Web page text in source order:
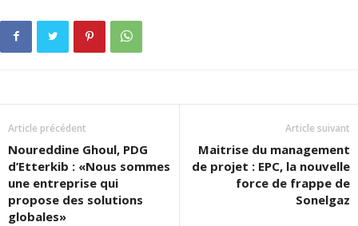
Article précédent
Noureddine Ghoul, PDG
d’Etterkib : «Nous sommes
une entreprise qui
propose des solutions
globales»
Article suivant
Maitrise du management
de projet : EPC, la nouvelle
force de frappe de
Sonelgaz